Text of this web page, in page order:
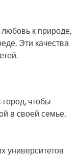
к природе,
Эти качества
чтобы
в своей семье,
университетов